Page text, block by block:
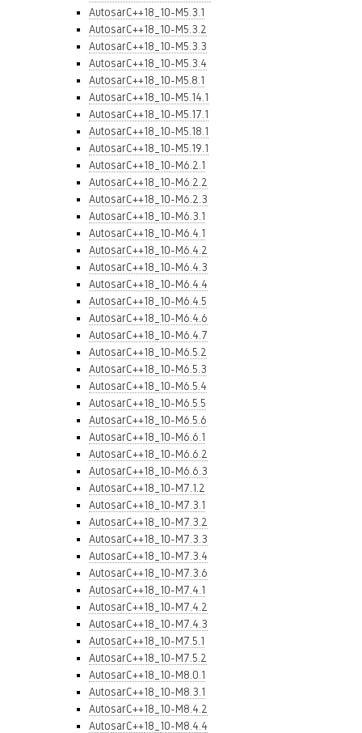
AutosarC++18_10-M5.3.1
AutosarC++18_10-M5.3.2
AutosarC++18_10-M5.3.3
AutosarC++18_10-M5.3.4
AutosarC++18_10-M5.8.1
AutosarC++18_10-M5.14.1
AutosarC++18_10-M5.17.1
AutosarC++18_10-M5.18.1
AutosarC++18_10-M5.19.1
AutosarC++18_10-M6.2.1
AutosarC++18_10-M6.2.2
AutosarC++18_10-M6.2.3
AutosarC++18_10-M6.3.1
AutosarC++18_10-M6.4.1
AutosarC++18_10-M6.4.2
AutosarC++18_10-M6.4.3
AutosarC++18_10-M6.4.4
AutosarC++18_10-M6.4.5
AutosarC++18_10-M6.4.6
AutosarC++18_10-M6.4.7
AutosarC++18_10-M6.5.2
AutosarC++18_10-M6.5.3
AutosarC++18_10-M6.5.4
AutosarC++18_10-M6.5.5
AutosarC++18_10-M6.5.6
AutosarC++18_10-M6.6.1
AutosarC++18_10-M6.6.2
AutosarC++18_10-M6.6.3
AutosarC++18_10-M7.1.2
AutosarC++18_10-M7.3.1
AutosarC++18_10-M7.3.2
AutosarC++18_10-M7.3.3
AutosarC++18_10-M7.3.4
AutosarC++18_10-M7.3.6
AutosarC++18_10-M7.4.1
AutosarC++18_10-M7.4.2
AutosarC++18_10-M7.4.3
AutosarC++18_10-M7.5.1
AutosarC++18_10-M7.5.2
AutosarC++18_10-M8.0.1
AutosarC++18_10-M8.3.1
AutosarC++18_10-M8.4.2
AutosarC++18_10-M8.4.4